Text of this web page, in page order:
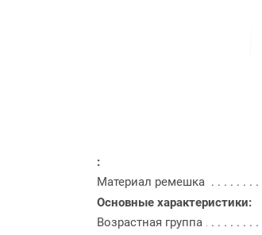
:
Материал ремешка
Основные характеристики:
Возрастная группа